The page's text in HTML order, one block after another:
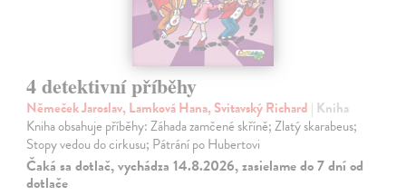
4 detektivní příběhy
Němeček Jaroslav, Lamková Hana, Svitavský Richard | Kniha
Kniha obsahuje příběhy: Záhada zamčené skříně; Zlatý skarabeus;
Stopy vedou do cirkusu; Pátrání po Hubertovi
Čaká sa dotlač, vychádza 14.8.2026, zasielame do 7 dní od
dotlače